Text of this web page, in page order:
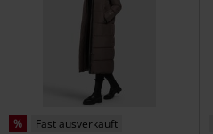
% Fast ausverkauft